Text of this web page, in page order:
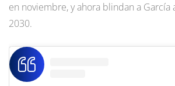
en noviembre, y ahora blindan a García
2030.